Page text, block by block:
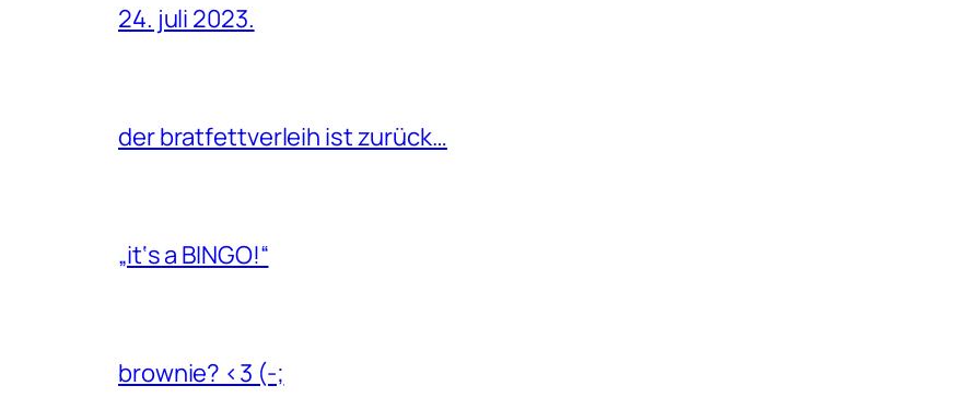
24. juli 2023.
der bratfettverleih ist zurück…
„it‘s a BINGO!“
brownie? <3 (-;